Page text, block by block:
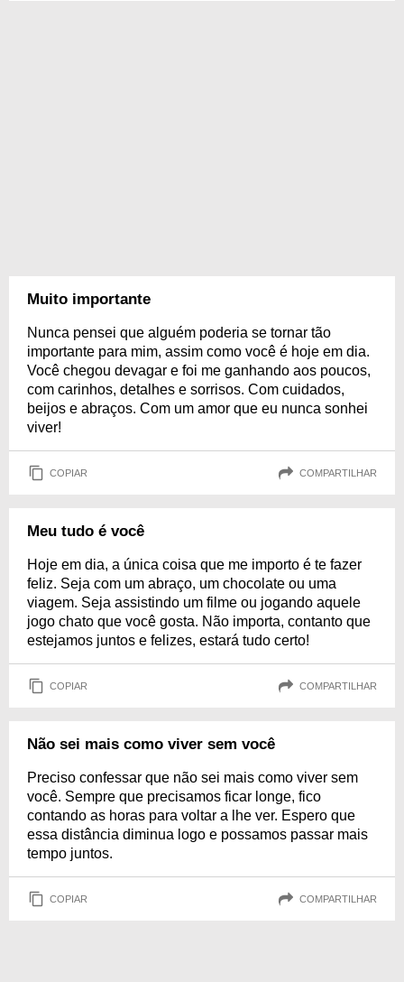
Muito importante
Nunca pensei que alguém poderia se tornar tão
importante para mim, assim como você é hoje em dia.
Você chegou devagar e foi me ganhando aos poucos,
com carinhos, detalhes e sorrisos. Com cuidados,
beijos e abraços. Com um amor que eu nunca sonhei
viver!
COPIAR COMPARTILHAR
Meu tudo é você
Hoje em dia, a única coisa que me importo é te fazer
feliz. Seja com um abraço, um chocolate ou uma
viagem. Seja assistindo um filme ou jogando aquele
jogo chato que você gosta. Não importa, contanto que
estejamos juntos e felizes, estará tudo certo!
COPIAR COMPARTILHAR
Não sei mais como viver sem você
Preciso confessar que não sei mais como viver sem
você. Sempre que precisamos ficar longe, fico
contando as horas para voltar a lhe ver. Espero que
essa distância diminua logo e possamos passar mais
tempo juntos.
COPIAR COMPARTILHAR